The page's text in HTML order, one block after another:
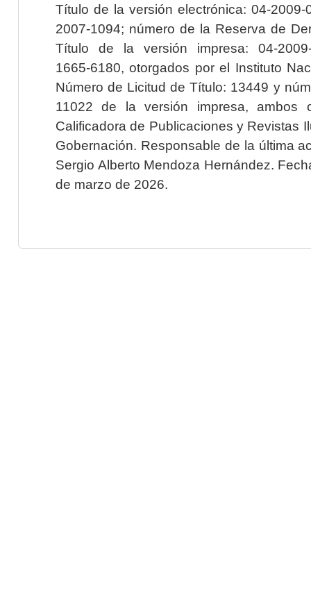
Título de la versión electrónica: 04-2009-
2007-1094; número de la Reserva de
Título de la versión impresa: 04-2009-
1665-6180, otorgados por el Instituto
Número de Licitud de Título: 13449 y
11022 de la versión impresa, ambos
Calificadora de Publicaciones y Revistas
Gobernación. Responsable de la última
Sergio Alberto Mendoza Hernández.
de marzo de 2026.